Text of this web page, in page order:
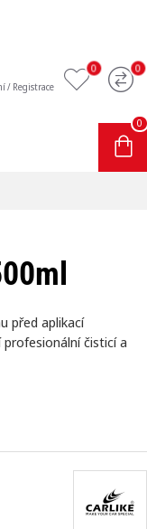
/ Registrace
0 0
0
před aplikací
čisticí a